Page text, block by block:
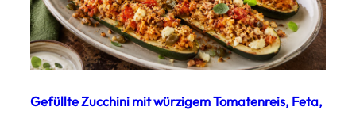
Gefüllte Zucchini mit würzigem Tomatenreis, Feta,